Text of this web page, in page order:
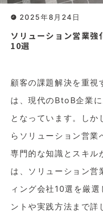
2025年8月24日
ソリューション営業強
10選
顧客の課題解決を重視
は、現代のBtoB企業
となっています。しか
らソリューション営業
専門的な知識とスキル
は、ソリューション営
ィング会社10選を厳
ントや実践方法まで詳